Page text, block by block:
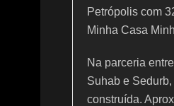
Petrópolis com
Minha Casa
Na parceria
Suhab e
construída.